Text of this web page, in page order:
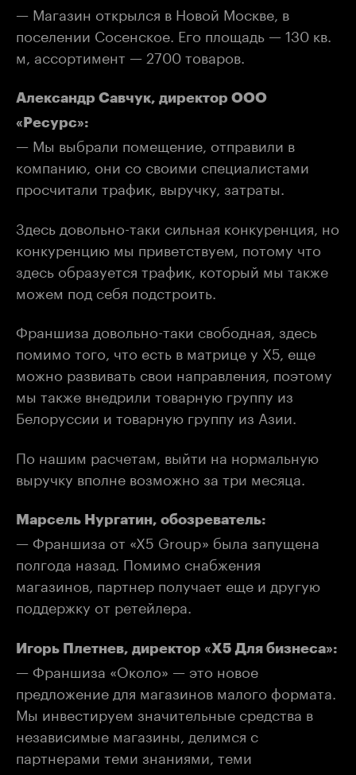
— Магазин открылся в Новой Москве, в
поселении Сосенское. Его площадь — 130 кв.
м, ассортимент — 2700 товаров.
Александр Савчук, директор ООО
«Ресурс»:
— Мы выбрали помещение, отправили в
компанию, они со своими специалистами
просчитали трафик, выручку, затраты.
Здесь довольно-таки сильная конкуренция, но
конкуренцию мы приветствуем, потому что
здесь образуется трафик, который мы также
можем под себя подстроить.
Франшиза довольно-таки свободная, здесь
помимо того, что есть в матрице у Х5, еще
можно развивать свои направления, поэтому
мы также внедрили товарную группу из
Белоруссии и товарную группу из Азии.
По нашим расчетам, выйти на нормальную
выручку вполне возможно за три месяца.
Марсель Нургатин, обозреватель:
— Франшиза от «Х5 Group» была запущена
полгода назад. Помимо снабжения
магазинов, партнер получает еще и другую
поддержку от ретейлера.
Игорь Плетнев, директор «X5 Для бизнеса»:
— Франшиза «Около» — это новое
предложение для магазинов малого формата.
Мы инвестируем значительные средства в
независимые магазины, делимся с
партнерами теми знаниями, теми